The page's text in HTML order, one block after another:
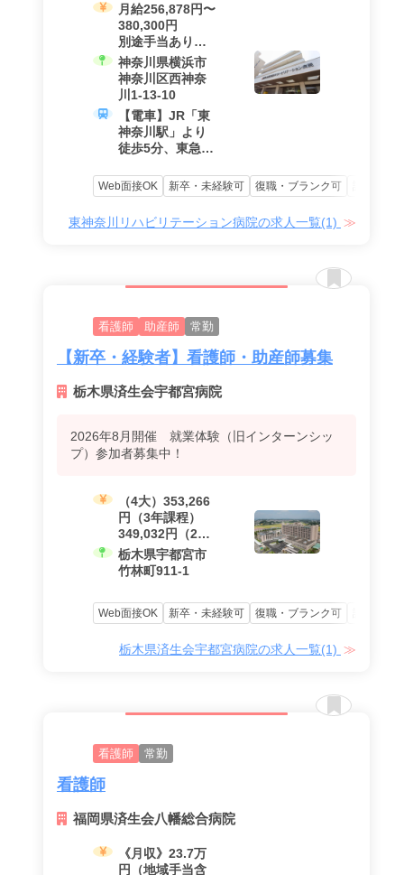
月給256,878円〜
380,300円
別途手当あり
（住宅手当、時
間外手当、２交
代手当、ベース
アップ手当）
神奈川県横浜市
神奈川区西神奈
川1-13-10
【電車】JR「東
神奈川駅」より
徒歩5分、東急東
駅」より徒歩5分
Web面接OK 新卒・未経験可 復職・ブランク可
東神奈川リハビリテーション病院の求人一覧(1)
看護師 助産師 常勤
【新卒・経験者】看護師・助産師募集
栃木県済生会宇都宮病院
2026年8月開催 就業体験（旧インターンシッ
プ）参加者募集中！
（4大）353,266
円（3年課程）
349,032円（2年
課程）345,233円
栃木県宇都宮市
竹林町911-1
Web面接OK 新卒・未経験可 復職・ブランク可
栃木県済生会宇都宮病院の求人一覧(1)
看護師 常勤
看護師
福岡県済生会八幡総合病院
《月収》23.7万
円（地域手当含